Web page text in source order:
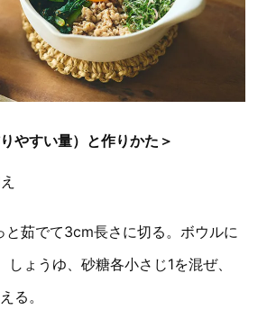
やすい量）と作りかた＞
と茹でて3cm長さに切る。ボウルに
ょうゆ、砂糖各小さじ1を混ぜ、
る。